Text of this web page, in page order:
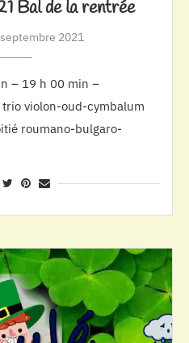
Bal de la rentrée
2021
– 19 h 00 min –
violon-oud-cymbalum
roumano-bulgaro-